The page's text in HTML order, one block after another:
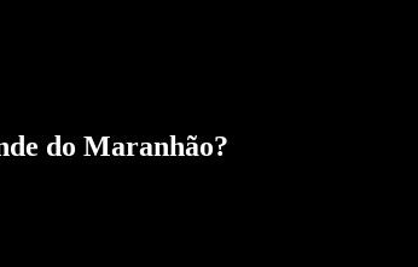
do Maranhão?